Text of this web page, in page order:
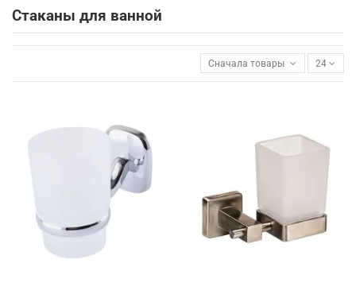
Стаканы для ванной
Сначала товары в наличии
24